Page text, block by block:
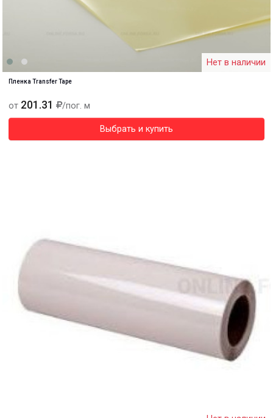
Нет в наличии
Пленка Transfer Tape
от 201.31 /пог. м
Выбрать и купить